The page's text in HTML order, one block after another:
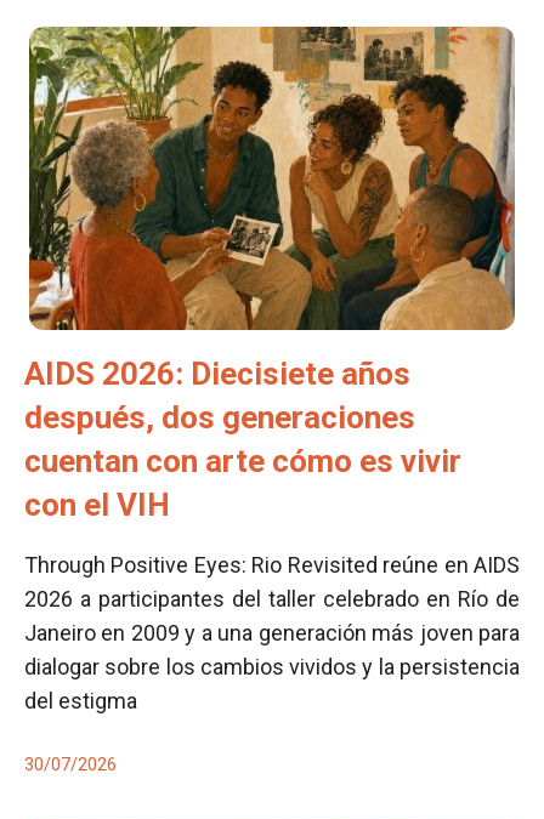
AIDS 2026: Diecisiete años
después, dos generaciones
cuentan con arte cómo es vivir
con el VIH
Through Positive Eyes: Rio Revisited reúne en AIDS
2026 a participantes del taller celebrado en Río de
Janeiro en 2009 y a una generación más joven para
dialogar sobre los cambios vividos y la persistencia
del estigma
30/07/2026